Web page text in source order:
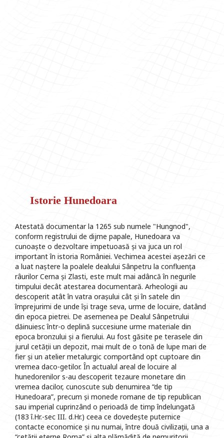
Istorie Hunedoara
Atestată documentar la 1265 sub numele "Hungnod",
conform registrului de dijme papale, Hunedoara va
cunoaște o dezvoltare impetuoasă și va juca un rol
important în istoria României. Vechimea acestei așezări ce
a luat naștere la poalele dealului Sânpetru la confluența
râurilor Cerna și Zlasti, este mult mai adâncă în negurile
timpului decât atestarea documentară. Arheologii au
descoperit atât în vatra orașului cât și în satele din
împrejurimi de unde își trage seva, urme de locuire, datând
din epoca pietrei. De asemenea pe Dealul Sânpetrului
dăinuiesc într-o deplină succesiune urme materiale din
epoca bronzului și a fierului. Au fost găsite pe terasele din
jurul cetății un depozit, mai mult de o tonă de lupe mari de
fier și un atelier metalurgic comportând opt cuptoare din
vremea daco-getilor. În actualul areal de locuire al
hunedorenilor s-au descoperit tezaure monetare din
vremea dacilor, cunoscute sub denumirea “de tip
Hunedoara”, precum și monede romane de tip republican
sau imperial cuprinzând o perioadă de timp îndelungată
(183 î.Hr.-sec III. d.Hr.) ceea ce dovedește puternice
contacte economice și nu numai, între două civilizații, una a